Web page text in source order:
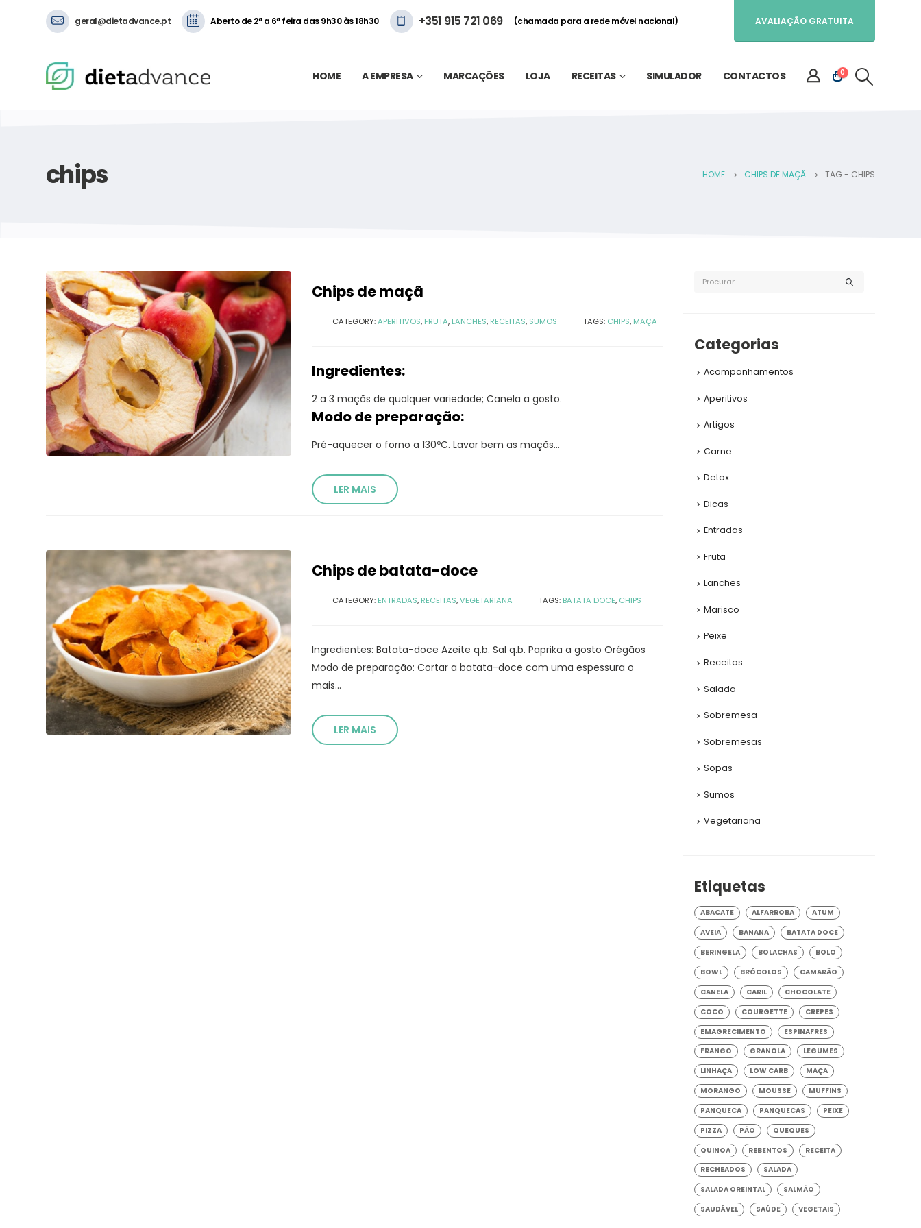
geral@dietadvance.pt Aberto de 2ª a 6ª feira das 9h30 às 18h30 +351 915 721 069 (chamada para a rede móvel nacional) AVALIAÇÃO GRATUITA
HOME A EMPRESA MARCAÇÕES LOJA RECEITAS SIMULADOR CONTACTOS 0
chips HOME CHIPS DE MAÇÃ TAG - CHIPS
Chips de maçã
CATEGORY:APERITIVOS, FRUTA, LANCHES, RECEITAS, SUMOS TAGS: CHIPS, MAÇA
Ingredientes:
2 a 3 maçãs de qualquer variedade; Canela a gosto.
Modo de preparação:
Pré-aquecer o forno a 130ºC. Lavar bem as maçãs...
LER MAIS
Chips de batata-doce
CATEGORY: ENTRADAS, RECEITAS,VEGETARIANA TAGS: BATATA DOCE, CHIPS
Ingredientes: Batata-doce Azeite q.b. Sal q.b. Paprika a gosto Orégãos
Modo de preparação: Cortar a batata-doce com uma espessura o
mais...
LER MAIS
Categorias
Acompanhamentos
Aperitivos
Artigos
Carne
Detox
Dicas
Entradas
Fruta
Lanches
Marisco
Peixe
Receitas
Salada
Sobremesa
Sobremesas
Sopas
Sumos
Vegetariana
Etiquetas
ABACATE ALFARROBA
ATUM
AVEIA
BANANA
BATATA DOCE
BERINGELA
BOLACHAS
BOLO
BOWL
BRÓCOLOS
CAMARÃO
CANELA
CARIL
CHOCOLATE
COCO
COURGETTE
CREPES
EMAGRECIMENTO
ESPINAFRES
FRANGO
GRANOLA
LEGUMES
LINHAÇA
LOW CARB
MAÇA
MORANGO
MOUSSE
MUFFINS
PANQUECA
PANQUECAS
PEIXE
PIZZA
PÃO
QUEQUES
QUINOA
REBENTOS
RECEITA
RECHEADOS
SALADA
SALADA OREINTAL
SALMÃO
SAUDÁVEL
SAÚDE VEGETAIS